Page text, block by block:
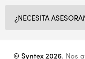
¿NECESITA
© Syntex 2026. Nos